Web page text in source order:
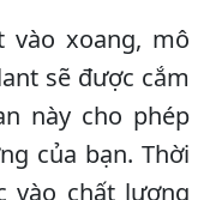
vào xoang, mô
sẽ được cắm
này cho phép
của bạn. Thời
vào chất lượng